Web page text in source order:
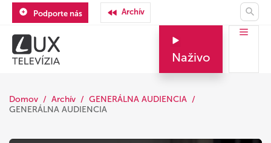
Podporte nás Archív
Naživo
Domov Archív
GENERÁLNA AUDIENCIA
GENERÁLNA AUDIENCIA
This